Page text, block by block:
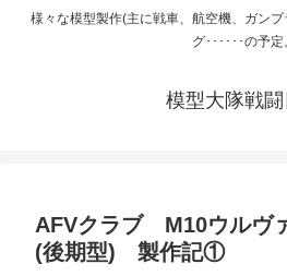
様々な模型製作(主に戦車、航空機、ガン
グ･･････の予定
模型大隊戦
AFVクラブ M10ウルヴ
(後期型) 製作記①